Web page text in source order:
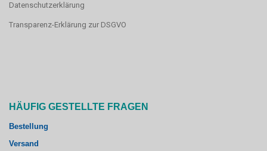
Datenschutzerklärung
Transparenz-Erklärung zur DSGVO
HÄUFIG GESTELLTE FRAGEN
Bestellung
Versand